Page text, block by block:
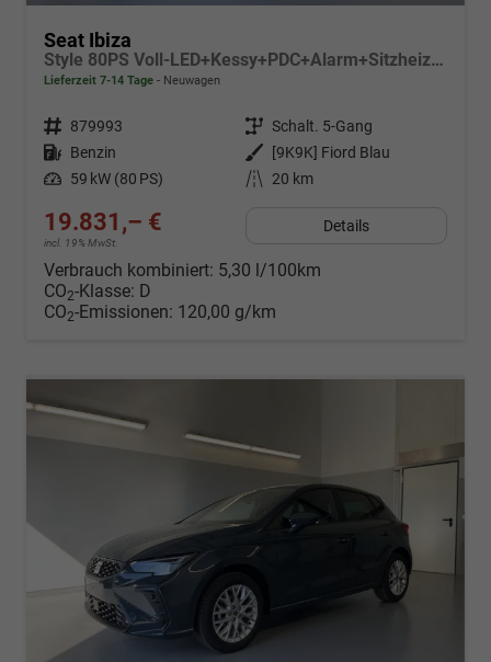
Seat Ibiza
Style 80PS Voll-LED+Kessy+PDC+Alarm+Sitzheizung+Kamera+App-Connect
Lieferzeit 7-14 Tage Neuwagen
Fahrzeugnr. 879993 Getriebe Schalt. 5-Gang
Kraftstoff Benzin Außenfarbe
[9K9K] Fiord Blau
Leistung 59 kW (80 PS) Kilometerstand 20 km
19.831,– €
incl. 19% MwSt.
Details
Verbrauch kombiniert: 5,30 l/100km
CO2-Klasse: D
CO2-Emissionen: 120,00 g/km